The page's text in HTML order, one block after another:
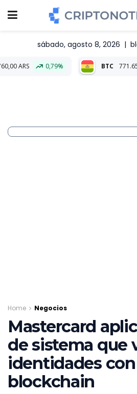
sábado, agosto 8, 2026 |
0,79% 771.659,32 BOB
Home Negocios
Mastercard
de sistema que
identidades con
blockchain